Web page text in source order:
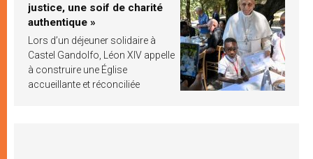
justice, une soif de charité
authentique »
Lors d’un déjeuner solidaire à
Castel Gandolfo, Léon XIV appelle
à construire une Église
accueillante et réconciliée